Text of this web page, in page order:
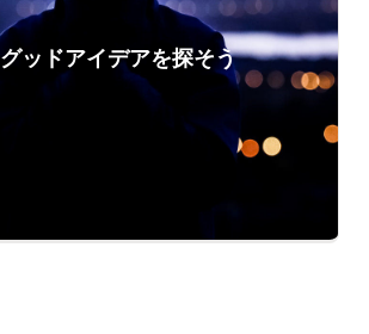
グッドアイデアを探そう